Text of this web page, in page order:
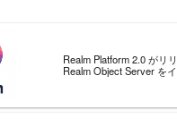
Realm Platform 2.0 がリ
Realm Object Server を